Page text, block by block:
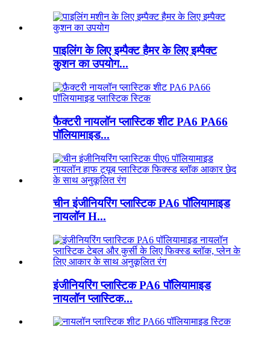
पाइलिंग के लिए इम्पैक्ट हैमर के लिए इम्पैक्ट
कुशन का उपयोग...
फैक्टरी नायलॉन प्लास्टिक शीट PA6 PA66
पॉलियामाइड...
चीन इंजीनियरिंग प्लास्टिक PA6 पॉलियामाइड
नायलॉन H...
इंजीनियरिंग प्लास्टिक PA6 पॉलियामाइड
नायलॉन प्लास्टिक...